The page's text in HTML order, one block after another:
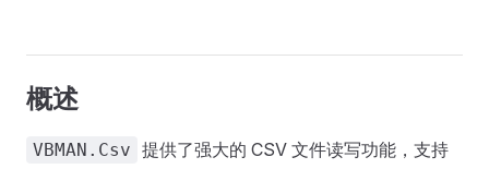
概述
VBMAN.Csv 提供了强大的 CSV 文件读写功能，支持